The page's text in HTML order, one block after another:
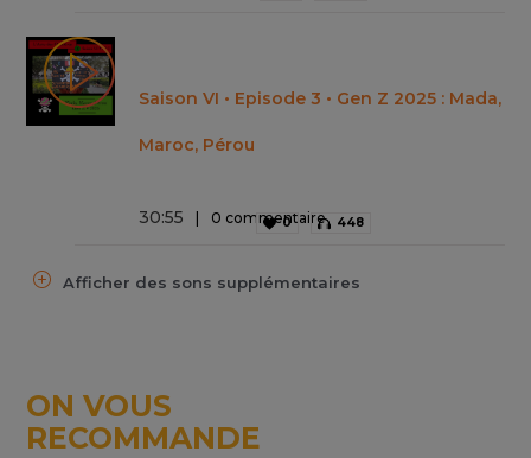
Saison VI • Episode 3 • Gen Z 2025 : Mada,
Maroc, Pérou
30:55 0 commentaire
0 448
Afficher des sons supplémentaires
ON VOUS
RECOMMANDE